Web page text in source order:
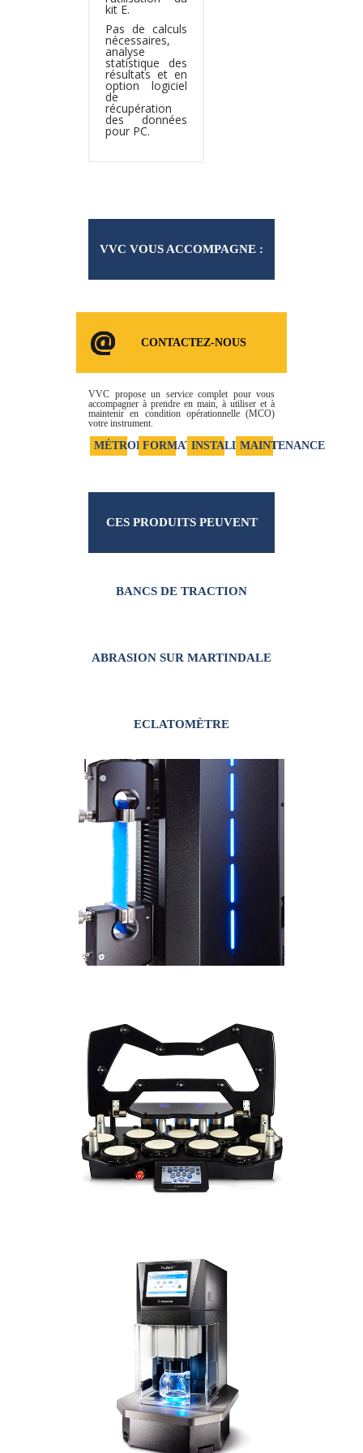
kit E.
Pas de calculs
nécessaires,
analyse
statistique des
résultats et en
option logiciel
de
récupération
des données
pour PC.
VVC VOUS ACCOMPAGNE :
NOS SERVICES
CONTACTEZ-NOUS
VVC propose un service complet pour vous
accompagner à prendre en main, à utiliser et à
maintenir en condition opérationnelle (MCO)
votre instrument.
MÉTROLOGIEFORMATIONINSTALLATIONMAINTENANCE
CES PRODUITS PEUVENT
BANCS DE TRACTION
ABRASION SUR MARTINDALE
ECLATOMÈTRE